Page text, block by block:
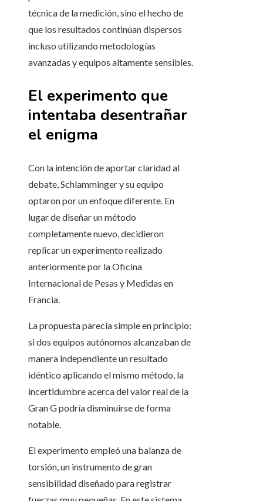
técnica de la medición, sino el hecho de
que los resultados continúan dispersos
incluso utilizando metodologías
avanzadas y equipos altamente sensibles.
El experimento que
intentaba desentrañar
el enigma
Con la intención de aportar claridad al
debate, Schlamminger y su equipo
optaron por un enfoque diferente. En
lugar de diseñar un método
completamente nuevo, decidieron
replicar un experimento realizado
anteriormente por la Oficina
Internacional de Pesas y Medidas en
Francia.
La propuesta parecía simple en principio:
si dos equipos autónomos alcanzaban de
manera independiente un resultado
idéntico aplicando el mismo método, la
incertidumbre acerca del valor real de la
Gran G podría disminuirse de forma
notable.
El experimento empleó una balanza de
torsión, un instrumento de gran
sensibilidad diseñado para registrar